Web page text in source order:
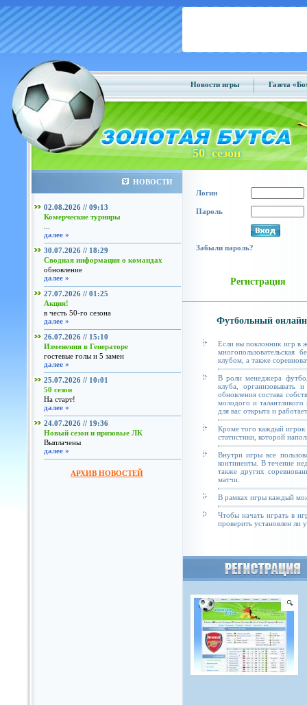
Новости игры Газета
50 сезон
НОВОСТИ
02.08.2026 // 09:13
Комерческие турниры
далее »
30.07.2026 // 18:29
Сводная информация о командах
обновление
далее »
27.07.2026 // 01:25
Акция!
в честь 50-го сезона
далее »
26.07.2026 // 15:10
Изменения в Генераторе
гостевые голы и 5 замен
далее »
25.07.2026 // 10:01
50 сезон
На старт!
далее »
24.07.2026 // 19:36
Новый сезон и призовые ЛК
Выплачены
далее »
АРХИВ НОВОСТЕЙ
Логин
Пароль
Забыли пароль?
Регистрация
Футбольный
Если вы поклонник игр в
клубом, а также
В роли менеджера
клуба, организовывать
обновления состава
молодого и талантливого
для вас открыта и
Кроме того каждый игрок
статистики, которой
Внутри игры все
континенты. В течение
также других
матчи.
В рамках игры каждый
Чтобы начать играть в
проверить установлен ли